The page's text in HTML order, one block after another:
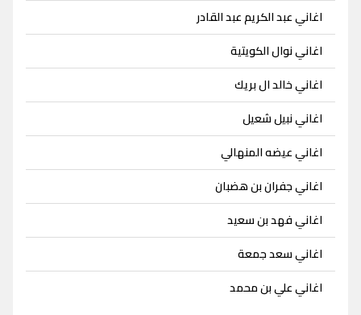
اغاني عبد الكريم عبد القادر
اغاني نوال الكويتية
اغاني خالد ال بريك
اغاني نبيل شعيل
اغاني عيضه المنهالي
اغاني جفران بن هضبان
اغاني فهد بن سعيد
اغاني سعد جمعة
اغاني علي بن محمد